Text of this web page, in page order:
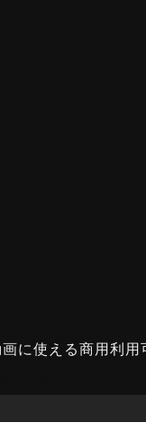
に使える商用利用